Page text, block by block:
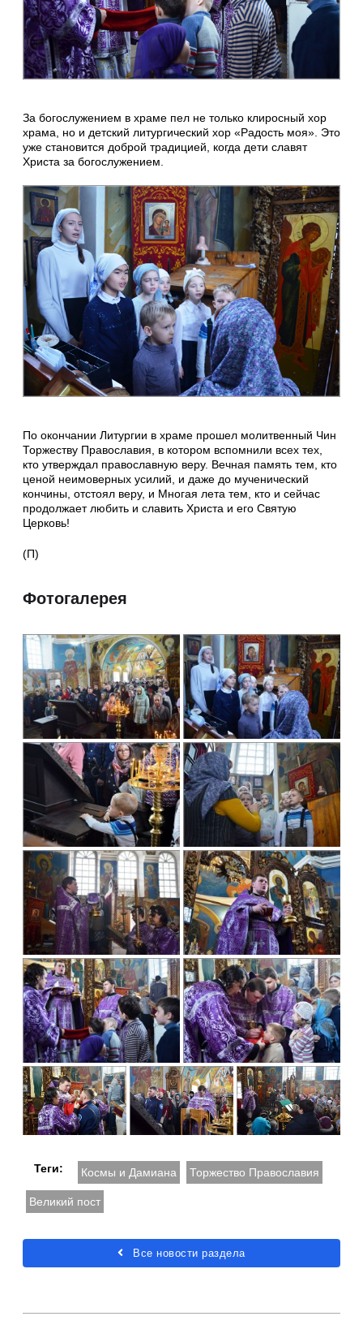
За богослужением в храме пел не только клиросный хор
храма, но и детский литургический хор «Радость моя». Это
уже становится доброй традицией, когда дети славят
Христа за богослужением.
По окончании Литургии в храме прошел молитвенный Чин
Торжеству Православия, в котором вспомнили всех тех,
кто утверждал православную веру. Вечная память тем, кто
ценой неимоверных усилий, и даже до мученический
кончины, отстоял веру, и Многая лета тем, кто и сейчас
продолжает любить и славить Христа и его Святую
Церковь!
(П)
Фотогалерея
Теги: Космы и Дамиана Торжество Православия
Великий пост
Все новости раздела